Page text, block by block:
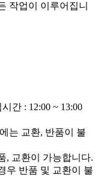
작업이 이루어집니
간 : 12:00 ~ 13:00
는 교환, 반품이 불
, 교환이 가능합니다.
우 반품 및 교환이 불